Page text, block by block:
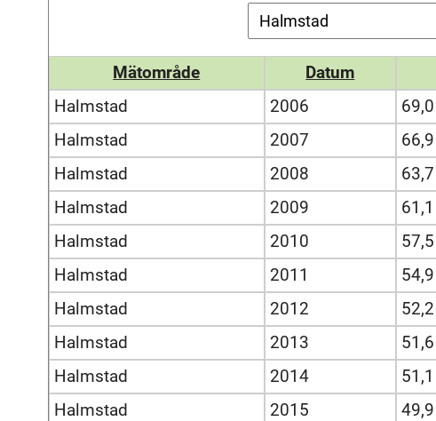
Mätområde Datum
Halmstad
2006
69,0
Halmstad
2007
66,9
Halmstad
2008
63,7
Halmstad
2009
61,1
Halmstad
2010
57,5
Halmstad
2011
54,9
Halmstad
2012
52,2
Halmstad
2013
51,6
Halmstad
2014
51,1
Halmstad
2015
49,9